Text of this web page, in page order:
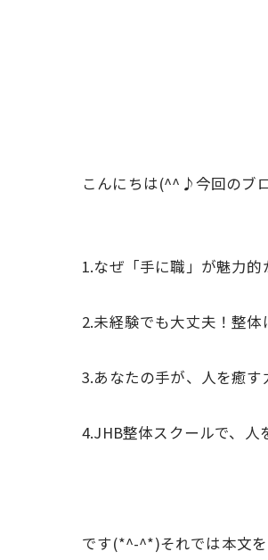
こんにちは(^^♪今回のブ
1.なぜ「手に職」が魅力的
2.未経験でも大丈夫！整体
3.あなたの手が、人を癒す
4.JHB整体スクールで、人
です(*^-^*)それでは本文